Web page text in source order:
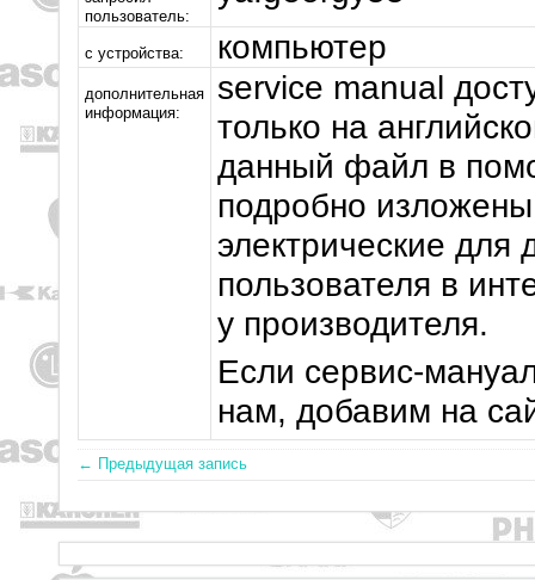
пользователь:
с устройства: компьютер
дополнительная
информация:
service manual
только на
данный файл в
подробно
электрические для
пользователя в
у производителя.
Если сервис-
нам, добавим на
← Предыдущая запись